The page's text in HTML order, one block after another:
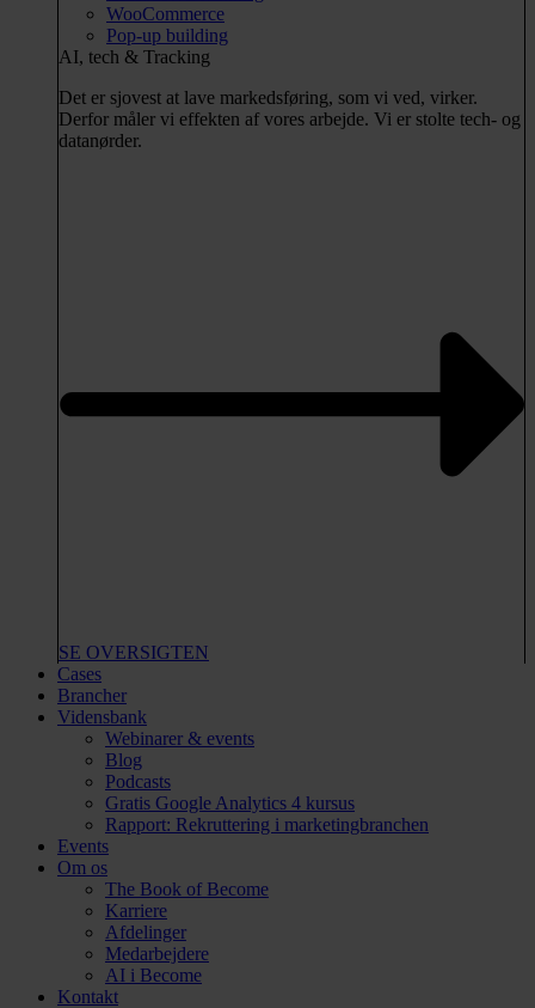
WooCommerce
Pop-up building
AI, tech & Tracking
Det er sjovest at lave markedsføring, som vi ved, virker.
Derfor måler vi effekten af vores arbejde. Vi er stolte tech- og
datanørder.
SE OVERSIGTEN
Cases
Brancher
Vidensbank
Webinarer & events
Blog
Podcasts
Gratis Google Analytics 4 kursus
Rapport: Rekruttering i marketingbranchen
Events
Om os
The Book of Become
Karriere
Afdelinger
Medarbejdere
AI i Become
Kontakt